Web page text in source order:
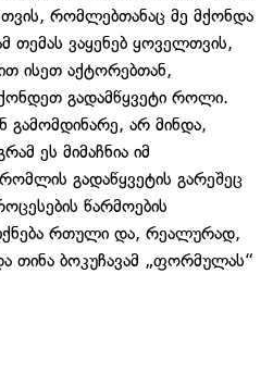
რომლებთანაც მე მქონდა
თემას ვაყენებ ყოველთვის,
ისეთ აქტორებთან,
გადამწყვეტი როლი.
გამომდინარე, არ მინდა,
ეს მიმაჩნია იმ
გადაწყვეტის გარეშეც
წარმოების
რთული და, რეალურად,
თინა ბოკუჩავამ „ფორმულას“